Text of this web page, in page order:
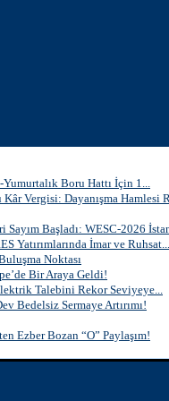
Boru Hattı İçin 1...
Vergisi: Dayanışma Hamlesi
Başladı: WESC-2026
Yatırımlarında İmar ve Ruhsat...
Noktası
Bir Araya Geldi!
Talebini Rekor Seviyeye...
Bedelsiz Sermaye Artırımı!
Ezber Bozan “O” Paylaşım!